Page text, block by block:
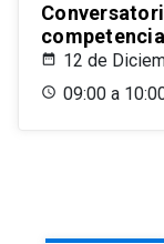
12 de
09:00 a